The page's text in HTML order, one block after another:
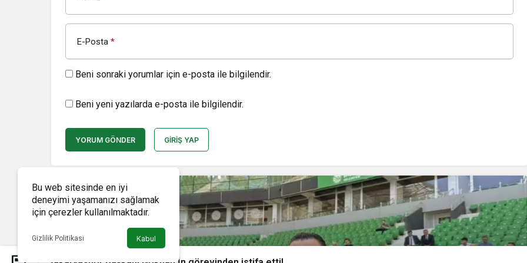
E-Posta *
Beni sonraki yorumlar için e-posta ile bilgilendir.
Beni yeni yazılarda e-posta ile bilgilendir.
YORUM GÖNDER GIRIŞ YAP
Bu web sitesinde en iyi
deneyimi yaşamanızı sağlamak
için çerezler kullanılmaktadır.
Gizlilik Politikası Kabul